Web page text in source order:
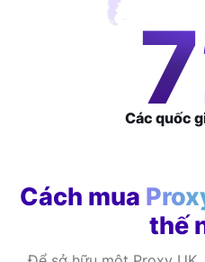
Các quốc
Cách mua
thế